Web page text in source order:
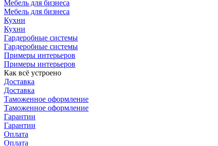
Мебель для бизнеса
Мебель для бизнеса
Кухни
Кухни
Гардеробные системы
Гардеробные системы
Примеры интерьеров
Примеры интерьеров
Как всё устроено
Доставка
Доставка
Таможенное оформление
Таможенное оформление
Гарантии
Гарантии
Оплата
Оплата